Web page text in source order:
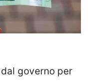
governo per